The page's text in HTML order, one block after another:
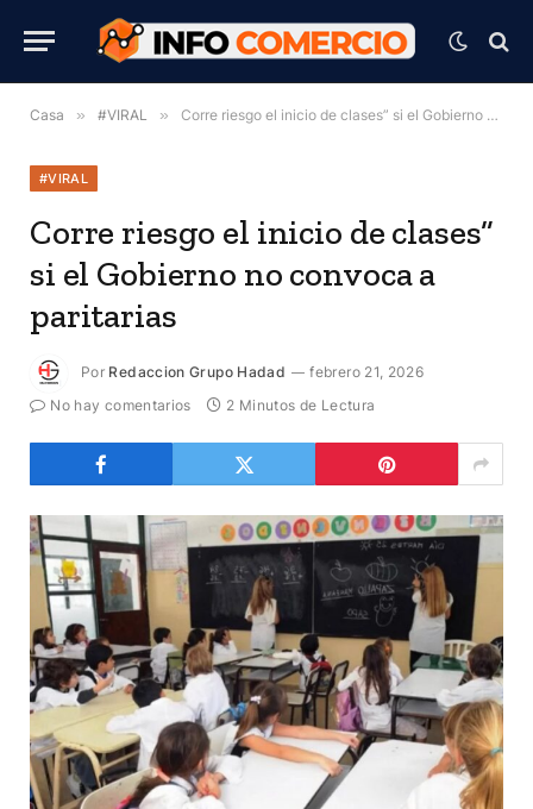
Casa » #VIRAL » Corre riesgo el inicio de clases” si el Gobierno no convoca a paritarias
#VIRAL
Corre riesgo el inicio de clases”
si el Gobierno no convoca a
paritarias
Por Redaccion Grupo Hadad
febrero 21, 2026
No hay comentarios
2 Minutos de Lectura